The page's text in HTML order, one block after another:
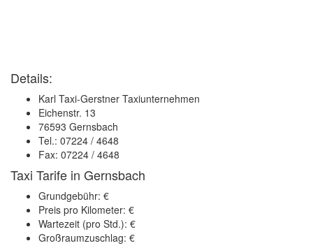
Details:
Karl Taxi-Gerstner Taxiunternehmen
Eichenstr. 13
76593 Gernsbach
Tel.: 07224 / 4648
Fax: 07224 / 4648
Taxi Tarife in Gernsbach
Grundgebühr: €
Preis pro Kilometer: €
Wartezeit (pro Std.): €
Großraumzuschlag: €